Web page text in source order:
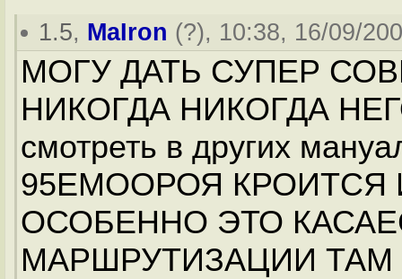
1.5, MaIron (?), 10:38, 16/09/
МОГУ ДАТЬ СУПЕР
НИКОГДА НИКОГДА
смотреть в других
95ЕМООРОЯ КРОИТСЯ
ОСОБЕННО ЭТО
МАРШРУТИЗАЦИИ